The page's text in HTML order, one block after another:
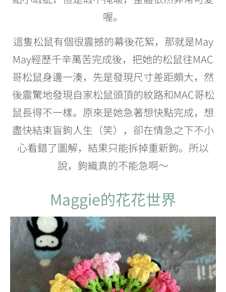
喔。
這隻松鼠有個很震撼的幕後花絮，那就是May
May經歷千辛萬苦完成後，把她的松鼠往MAC
哥松鼠身邊一湊，先是發現尺寸差距頗大，然
後震驚地發現自家松鼠頭頂的紋路和MAC哥松
鼠長得不一樣。原來是她急著想快點完成，想
盡快結束盲鉤人生（笑），卻在情急之下不小
心看錯了圖解，結果只能拆掉重新鉤。所以
說，鉤織真的不能急啊～
Maggie的花花世界